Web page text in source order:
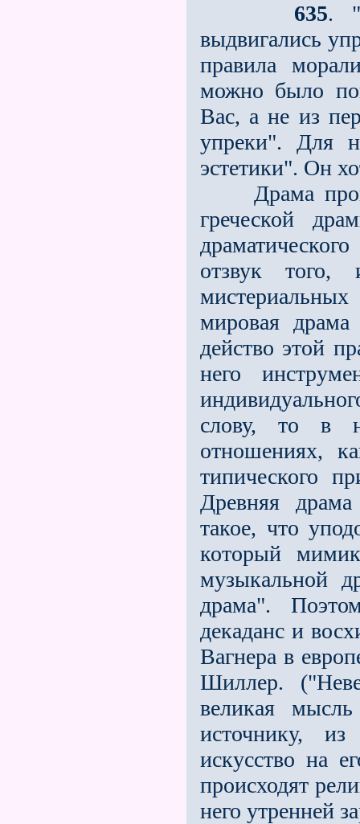
635.
выдвигались
правила
можно было
Вас, а не из
упреки". Для
эстетики". Он
Драма
греческой
отзвук того,
мировая
действо этой
него
слову, то в
отношениях,
типического
Древняя
такое, что
который
музыкальной
драма".
декаданс и
Вагнера в
Шиллер.
великая
источнику, из
искусство на
происходят
него утренней